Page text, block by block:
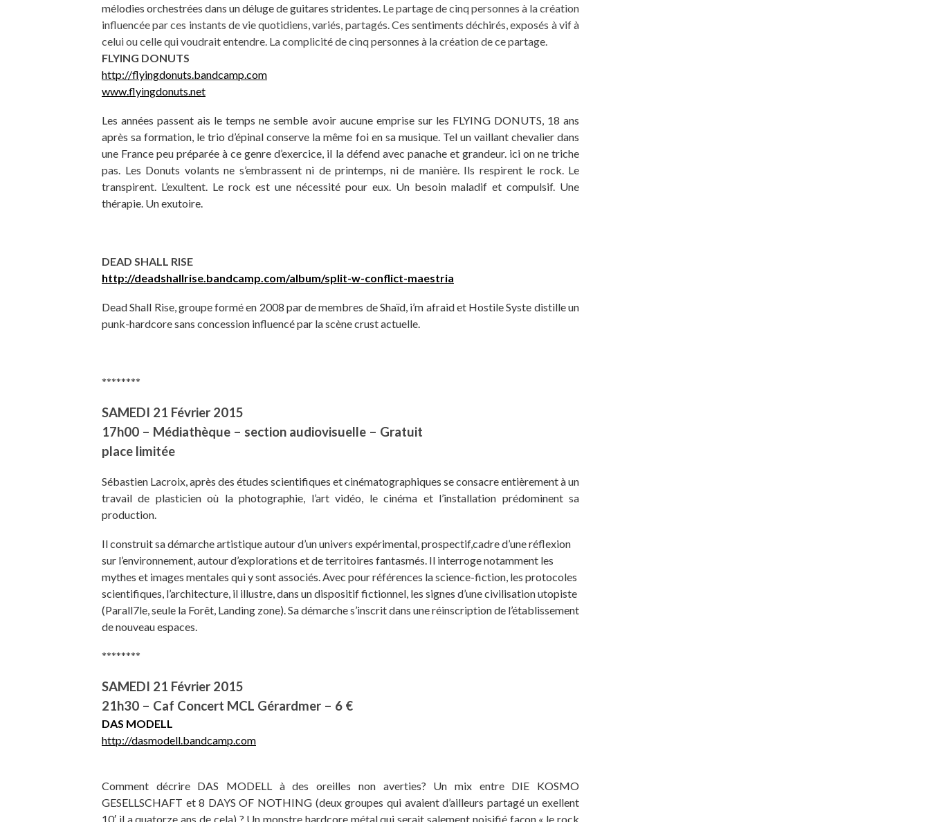
mélodies orchestrées dans un déluge de guitares stridentes. Le partage de cinq personnes à la création
influencée par ces instants de vie quotidiens, variés, partagés. Ces sentiments déchirés, exposés à vif à
celui ou celle qui voudrait entendre. La complicité de cinq personnes à la création de ce partage.
FLYING DONUTS
http://flyingdonuts.bandcamp.com
www.flyingdonuts.net
Les années passent ais le temps ne semble avoir aucune emprise sur les FLYING DONUTS, 18 ans
après sa formation, le trio d’épinal conserve la même foi en sa musique. Tel un vaillant chevalier dans
une France peu préparée à ce genre d’exercice, il la défend avec panache et grandeur. ici on ne triche
pas. Les Donuts volants ne s’embrassent ni de printemps, ni de manière. Ils respirent le rock. Le
transpirent. L’exultent. Le rock est une nécessité pour eux. Un besoin maladif et compulsif. Une
thérapie. Un exutoire.
DEAD SHALL RISE
http://deadshallrise.bandcamp.com/album/split-w-conflict-maestria
Dead Shall Rise, groupe formé en 2008 par de membres de Shaïd, i’m afraid et Hostile Syste distille un
punk-hardcore sans concession influencé par la scène crust actuelle.
********
SAMEDI 21 Février 2015
17h00 – Médiathèque – section audiovisuelle – Gratuit
place limitée
Sébastien Lacroix, après des études scientifiques et cinématographiques se consacre entièrement à un
travail de plasticien où la photographie, l’art vidéo, le cinéma et l’installation prédominent sa
production.
Il construit sa démarche artistique autour d’un univers expérimental, prospectif,cadre d’une réflexion
sur l’environnement, autour d’explorations et de territoires fantasmés. Il interroge notamment les
mythes et images mentales qui y sont associés. Avec pour références la science-fiction, les protocoles
scientifiques, l’architecture, il illustre, dans un dispositif fictionnel, les signes d’une civilisation utopiste
(Parall7le, seule la Forêt, Landing zone). Sa démarche s’inscrit dans une réinscription de l’établissement
de nouveau espaces.
********
SAMEDI 21 Février 2015
21h30 – Caf Concert MCL Gérardmer – 6 €
DAS MODELL
http://dasmodell.bandcamp.com
Comment décrire DAS MODELL à des oreilles non averties? Un mix entre DIE KOSMO
GESELLSCHAFT et 8 DAYS OF NOTHING (deux groupes qui avaient d’ailleurs partagé un exellent
10′ il a quatorze ans de cela) ? Un monstre hardcore métal qui serait salement noisifié façon « le rock